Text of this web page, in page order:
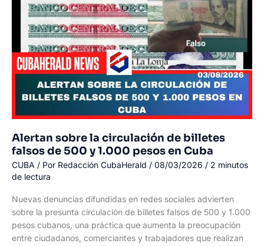
nuevas
unidades
servicio
Alertan sobre la circulación de billetes
falsos de 500 y 1.000 pesos en Cuba
CUBA / Por Redacción CubaHerald / 08/03/2026 / 2 minutos
de lectura
Nuevas denuncias difundidas en redes sociales advierten
sobre la presunta circulación de billetes falsos de 500 y 1.000
pesos cubanos, una práctica que aumenta la preocupación
entre ciudadanos, comerciantes y trabajadores que realizan